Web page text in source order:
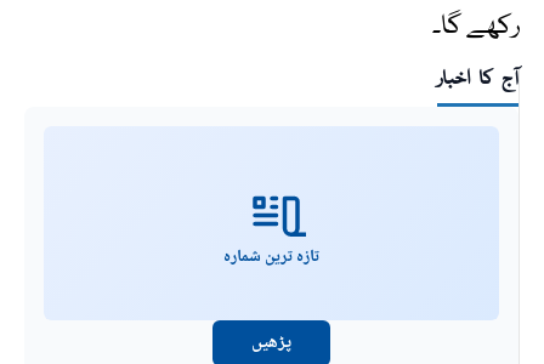
رکھے گا۔
آج کا اخبار
تازہ ترین شمارہ
پڑھیں